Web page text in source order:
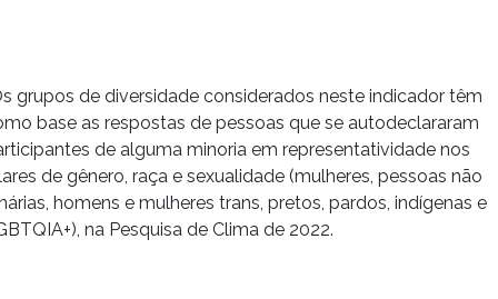
grupos de diversidade considerados neste indicador têm
base as respostas de pessoas que se autodeclararam
de alguma minoria em representatividade nos
de gênero, raça e sexualidade (mulheres, pessoas não
homens e mulheres trans, pretos, pardos, indígenas e
na Pesquisa de Clima de 2022.